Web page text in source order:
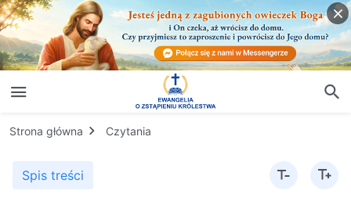
Strona główna Czytania
Spis treści